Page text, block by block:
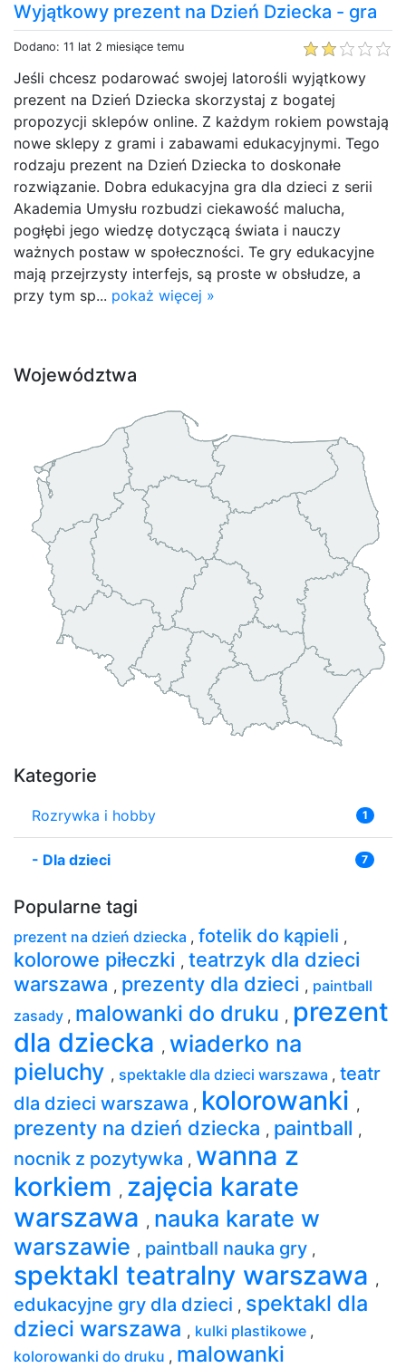
Wyjątkowy prezent na Dzień Dziecka - gra
Dodano: 11 lat 2 miesiące temu
Jeśli chcesz podarować swojej latorośli wyjątkowy
prezent na Dzień Dziecka skorzystaj z bogatej
propozycji sklepów online. Z każdym rokiem powstają
nowe sklepy z grami i zabawami edukacyjnymi. Tego
rodzaju prezent na Dzień Dziecka to doskonałe
rozwiązanie. Dobra edukacyjna gra dla dzieci z serii
Akademia Umysłu rozbudzi ciekawość malucha,
pogłębi jego wiedzę dotyczącą świata i nauczy
ważnych postaw w społeczności. Te gry edukacyjne
mają przejrzysty interfejs, są proste w obsłudze, a
przy tym sp... pokaż więcej »
Województwa
Kategorie
Rozrywka i hobby 1
- Dla dzieci 7
Popularne tagi
prezent na dzień dziecka , fotelik do kąpieli ,
kolorowe piłeczki , teatrzyk dla dzieci
warszawa , prezenty dla dzieci , paintball
zasady , malowanki do druku , prezent
dla dziecka , wiaderko na
pieluchy , spektakle dla dzieci warszawa , teatr
dla dzieci warszawa , kolorowanki ,
prezenty na dzień dziecka , paintball ,
nocnik z pozytywka , wanna z
korkiem , zajęcia karate
warszawa , nauka karate w
warszawie , paintball nauka gry ,
spektakl teatralny warszawa ,
edukacyjne gry dla dzieci , spektakl dla
dzieci warszawa , kulki plastikowe ,
kolorowanki do druku , malowanki